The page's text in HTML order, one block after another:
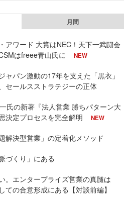
月間
アワード 大賞はNEC！天下一武闘会
はfreee青山氏に
NEW
ャパン激動の17年を支えた「黒衣」
セールスストラテジーの正体
氏の新著『法人営業 勝ちパターン大
決定プロセスを完全解明
NEW
解決型営業」の定着化メソッド
づくり」にある
。エンタープライズ営業の真髄は
ての合意形成にある【対談前編】